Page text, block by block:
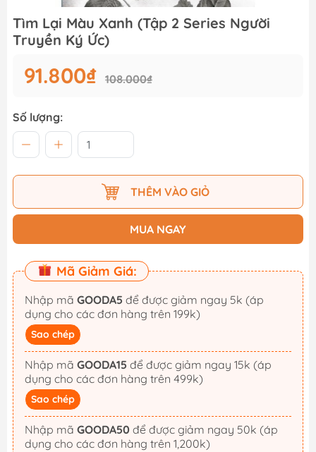
Tìm Lại Màu Xanh (Tập 2 Series Người
Truyền Ký Ức)
91.800₫ 108.000₫
Số lượng:
THÊM VÀO GIỎ
MUA NGAY
Mã Giảm Giá:
Nhập mã GOODA5
dụng cho các đơn hàng trên 199k)
Sao chép
Nhập mã GOODA15
dụng cho các đơn hàng trên 499k)
Sao chép
Nhập mã GOODA50
dụng cho các đơn hàng trên 1,200k)